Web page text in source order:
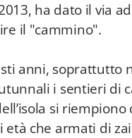
ha dato il via
il "cammino".
anni, soprattutto
i sentieri di
si riempiono
età che armati di